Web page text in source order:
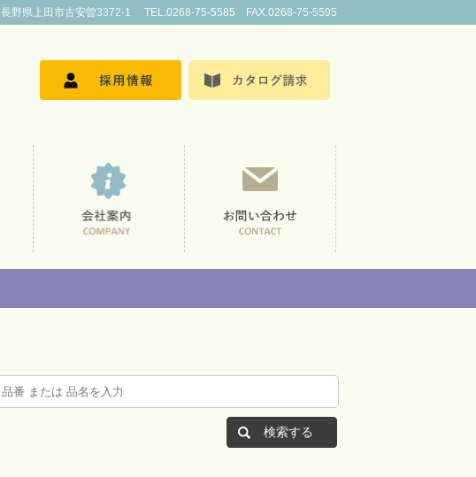
長野県上田市古安曽3372-1 TEL.0268-75-5585 FAX.0268-75-5595